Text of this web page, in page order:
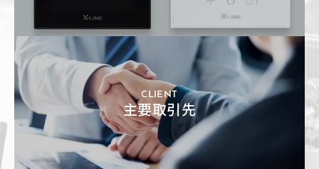
CLIENT
主要取引先